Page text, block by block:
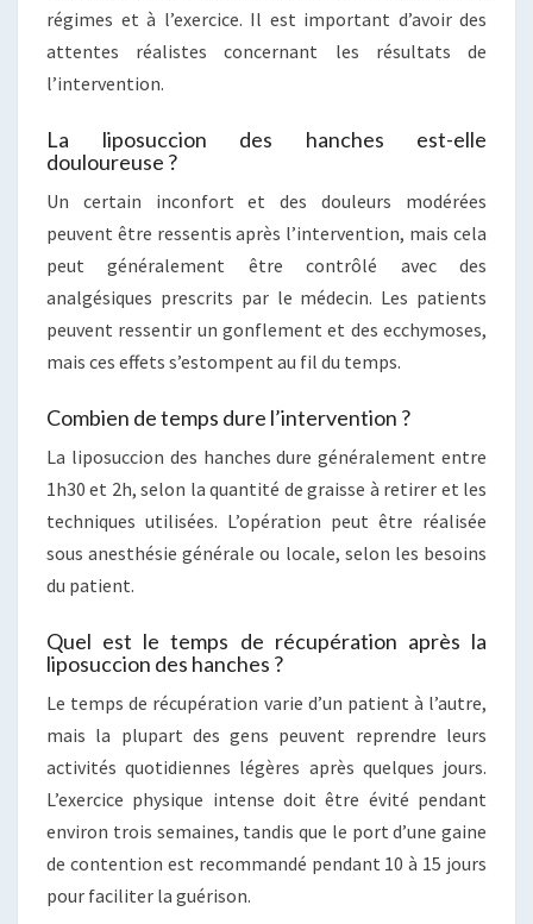
régimes et à l’exercice. Il est important d’avoir des
attentes réalistes concernant les résultats de
l’intervention.
La liposuccion des hanches est-elle
douloureuse ?
Un certain inconfort et des douleurs modérées
peuvent être ressentis après l’intervention, mais cela
peut généralement être contrôlé avec des
analgésiques prescrits par le médecin. Les patients
peuvent ressentir un gonflement et des ecchymoses,
mais ces effets s’estompent au fil du temps.
Combien de temps dure l’intervention ?
La liposuccion des hanches dure généralement entre
1h30 et 2h, selon la quantité de graisse à retirer et les
techniques utilisées. L’opération peut être réalisée
sous anesthésie générale ou locale, selon les besoins
du patient.
Quel est le temps de récupération après la
liposuccion des hanches ?
Le temps de récupération varie d’un patient à l’autre,
mais la plupart des gens peuvent reprendre leurs
activités quotidiennes légères après quelques jours.
L’exercice physique intense doit être évité pendant
environ trois semaines, tandis que le port d’une gaine
de contention est recommandé pendant 10 à 15 jours
pour faciliter la guérison.